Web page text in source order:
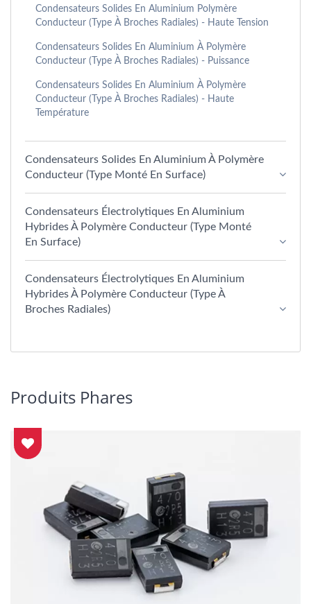
Condensateurs Solides En Aluminium Polymère
Conducteur (type À Broches Radiales) - Haute Tension
Condensateurs Solides En Aluminium À Polymère
Conducteur (type À Broches Radiales) - Puissance
Condensateurs Solides En Aluminium À Polymère
Conducteur (type À Broches Radiales) - Haute
Température
Condensateurs Solides En Aluminium À Polymère
Conducteur (type Monté En Surface)
Condensateurs Électrolytiques En Aluminium
Hybrides À Polymère Conducteur (type Monté
En Surface)
Condensateurs Électrolytiques En Aluminium
Hybrides À Polymère Conducteur (type À
Broches Radiales)
Produits Phares